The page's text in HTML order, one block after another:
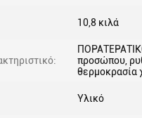
10,8 κιλά
προσώπου,
θερμοκρασία
Υλικό